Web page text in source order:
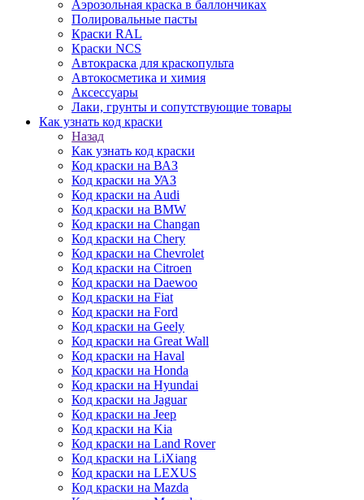
Аэрозольная краска в баллончиках
Полировальные пасты
Краски RAL
Краски NCS
Автокраска для краскопульта
Автокосметика и химия
Аксессуары
Лаки, грунты и сопутствующие товары
Как узнать код краски
Назад
Как узнать код краски
Код краски на ВАЗ
Код краски на УАЗ
Код краски на Audi
Код краски на BMW
Код краски на Changan
Код краски на Chery
Код краски на Chevrolet
Код краски на Citroen
Код краски на Daewoo
Код краски на Fiat
Код краски на Ford
Код краски на Geely
Код краски на Great Wall
Код краски на Haval
Код краски на Honda
Код краски на Hyundai
Код краски на Jaguar
Код краски на Jeep
Код краски на Kia
Код краски на Land Rover
Код краски на LiXiang
Код краски на LEXUS
Код краски на Mazda